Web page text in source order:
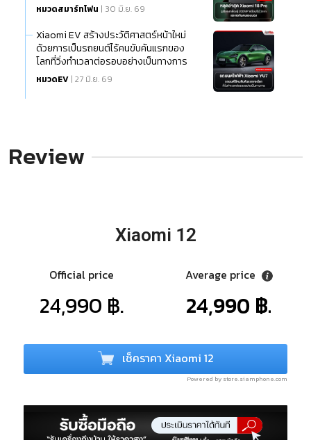
หมวดสมาร์ทโฟน | 30 มิ.ย. 69
Xiaomi EV สร้างประวัติศาสตร์หน้าใหม่
ด้วยการเป็นรถยนต์ไร้คนขับคันแรกของ
โลกที่วิ่งทำเวลาต่อรอบอย่างเป็นทางการ
หมวดEV | 27 มิ.ย. 69
Review
Xiaomi 12
Official price
24,990 ฿.
Average price
24,990 ฿.
เช็คราคา Xiaomi 12
Powered by store.siamphone.com